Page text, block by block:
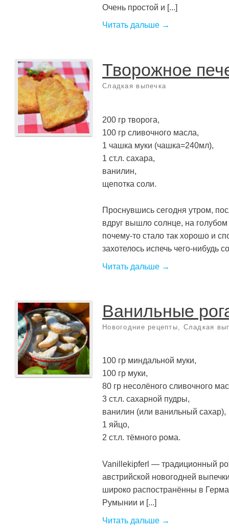
Очень простой и [...]
Читать дальше →
Творожное
Сладкая выпечка
200 гр творога,
100 гр сливочного масла,
1 чашка муки (чашка=240мл),
1 ст.л. сахара,
ванилин,
щепотка соли.
Проснувшись сегодня утром,
вдруг вышло солнце, на
почему-то стало так хорошо и
захотелось испечь чего-нибудь
Читать дальше →
Ванильные
Новогодние рецепты, Сладкая
100 гр миндальной муки,
100 гр муки,
80 гр несолёного сливочного
3 ст.л. сахарной пудры,
ванилин (или ванильный сахар),
1 яйцо,
2 ст.л. тёмного рома.
Vanillekipferl — традиционный
австрийской новогодней
широко распостранённы в
Румынии и [...]
Читать дальше →